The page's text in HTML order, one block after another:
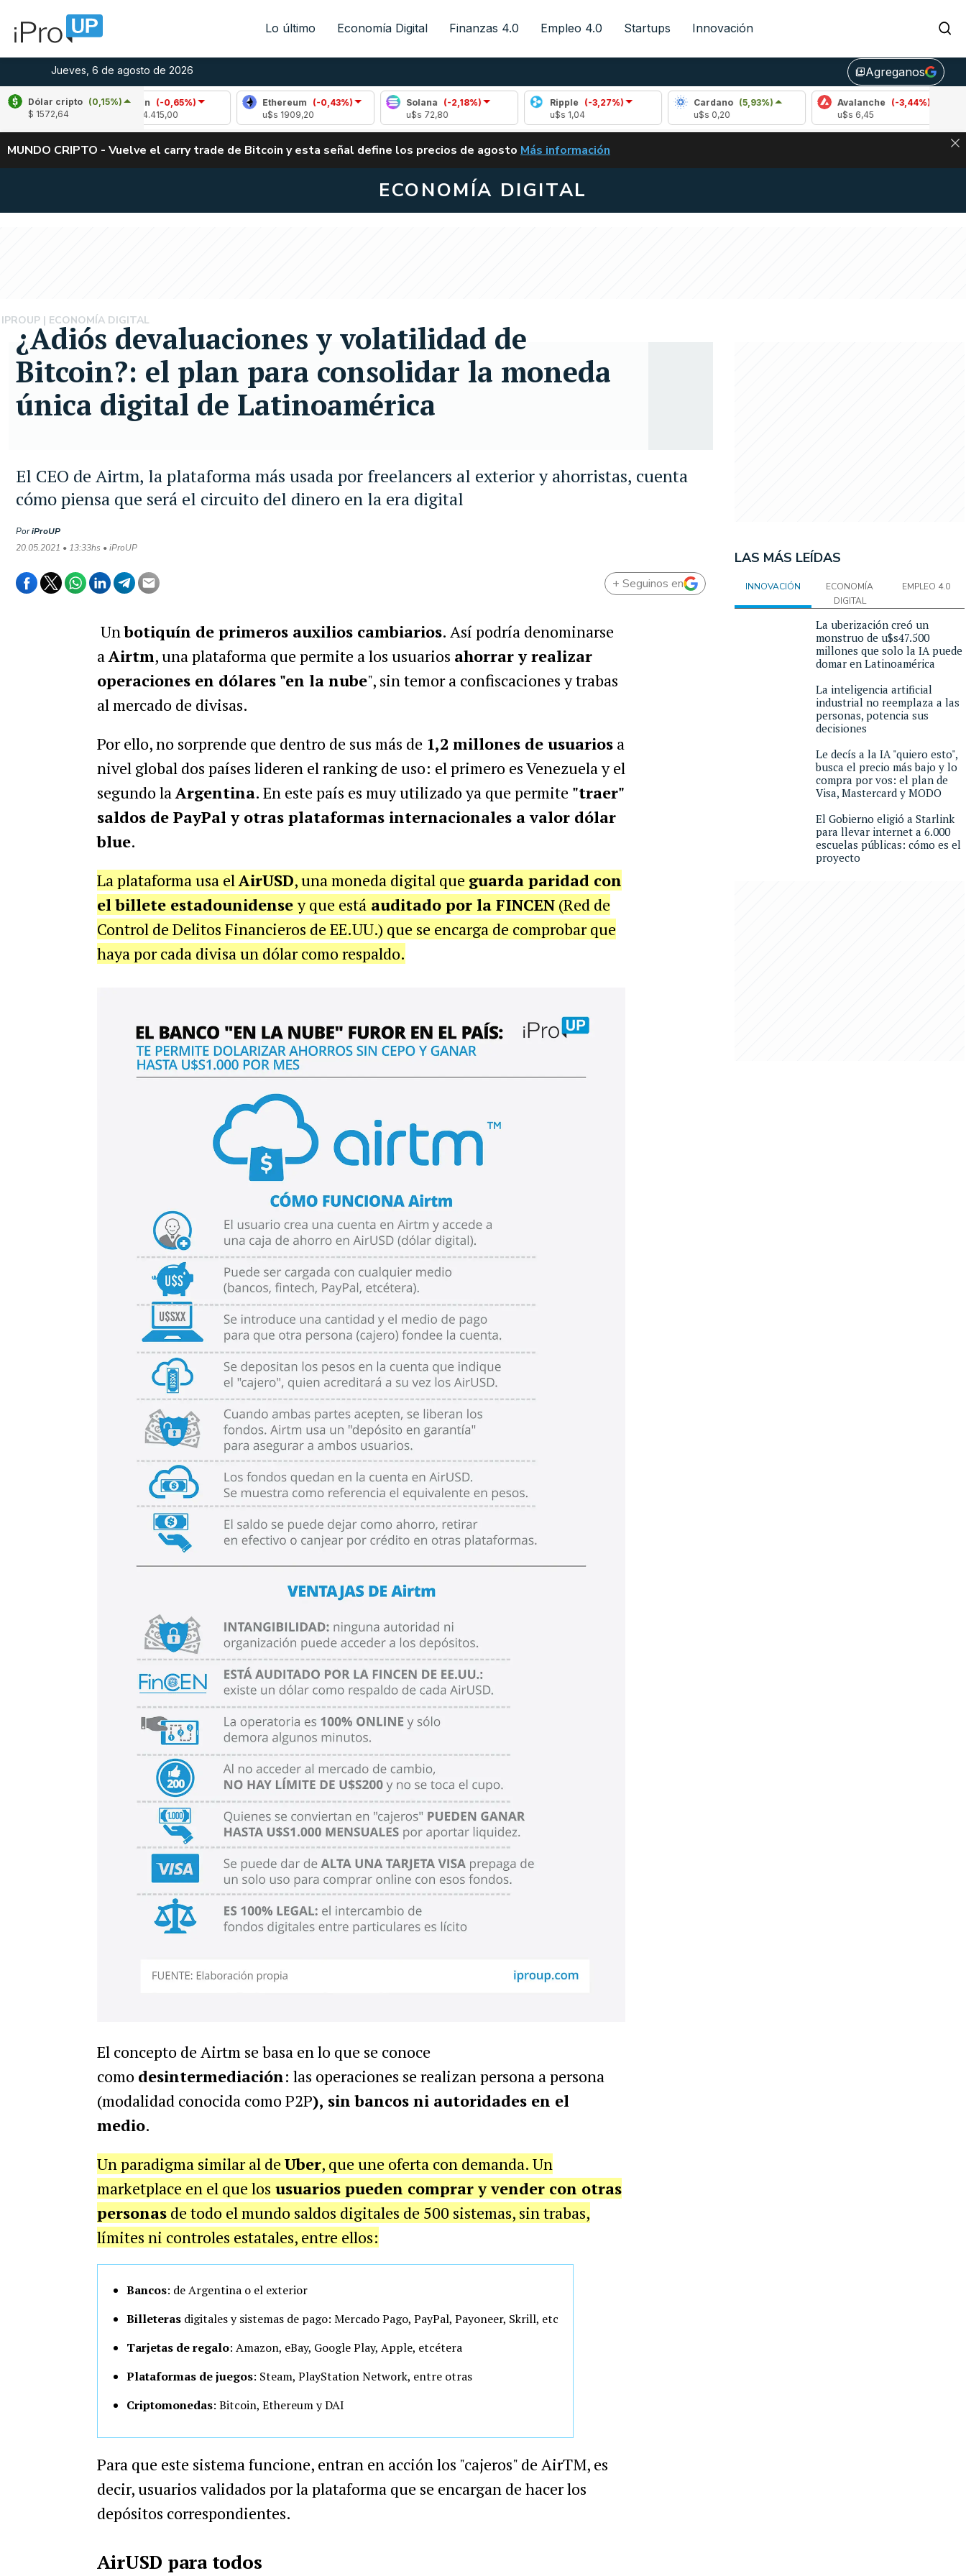
Lo último Economía Digital Finanzas 4.0 Empleo 4.0 Startups Innovación
Jueves, 6 de agosto de 2026 library_addAgreganos
Dólar cripto (0,15%)
$ 1572,64
Bitcoin (-0,65%)
Ethereum
(-0,43%)
u$s 1909,20
Solana (-2,18%)
Ripple (-3,27%)
Cardano (5,93%)
Avalanche (-3,44%)
ALERTA
MUNDO CRIPTO - Vuelve el carry trade de Bitcoin y esta señal define los precios de agosto VUELVE EL CARRY TRADE DE BITCOIN Y ESTA SEÑAL DEFINE LOS PRECIOS DE
Más información
ECONOMÍA DIGITAL
El CEO de Airtm, la plataforma más usada por freelancers al exterior y ahorristas, cuenta
cómo piensa que será el circuito del dinero en la era digital
IPROUP ECONOMÍA DIGITAL
PoriProUP
20.05.2021 • 13:33hs • iProUP
¿Adiós devaluaciones y volatilidad de
Bitcoin?: el plan para consolidar la moneda
única digital de Latinoamérica
+ Seguinos en
Unbotiquín de primeros auxilios cambiarios. Así podría denominarse
aAirtm, una plataforma que permite a los usuarios ahorrar y realizar
operaciones en dólares "en la nube", sin temor a confiscaciones y trabas
al mercado de divisas.
Por ello, no sorprende que dentro de sus más de 1,2 millones de usuariosa
nivel global dos países lideren el ranking de uso: el primero es Venezuela y el
segundo laArgentina. En este país es muy utilizado ya que permite "traer"
saldos de PayPal y otras plataformas internacionales a valor dólar
blue.
La plataforma usa elAirUSD, una moneda digital que guarda paridad con
el billete estadounidensey que estáauditado por la FINCEN(Red de
Control de Delitos Financieros de EE.UU.) que se encarga de comprobar que
haya por cada divisa un dólar como respaldo.
El concepto de Airtm se basa en lo que se conoce
como desintermediación: las operaciones se realizan persona a persona
(modalidad conocida como P2P), sin bancos ni autoridades en el
medio.
Un paradigma similar al de Uber, que une oferta con demanda. Un
marketplace en el que los usuarios pueden comprar y vender con otras
personasde todo el mundo saldos digitales de 500 sistemas, sin trabas,
límites ni controles estatales, entre ellos:
Bancos: de Argentina o el exterior
Billeterasdigitales y sistemas de pago: Mercado Pago, PayPal, Payoneer, Skrill, etc
Tarjetas de regalo: Amazon, eBay, Google Play, Apple, etcétera
Plataformas de juegos: Steam, PlayStation Network, entre otras
Criptomonedas: Bitcoin, Ethereum y DAI
Para que este sistema funcione, entran en acción los "cajeros" de AirTM, es
decir, usuarios validados por la plataforma que se encargan de hacer los
depósitos correspondientes.
AirUSD para todos
LAS MÁS LEÍDAS
INNOVACIÓN
ECONOMÍA
DIGITAL
EMPLEO 4.0
La uberización creó un
monstruo de u$s47.500
millones que solo la IA puede
domar en Latinoamérica
La inteligencia artificial
industrial no reemplaza a las
personas, potencia sus
decisiones
Le decís a la IA "quiero esto",
busca el precio más bajo y lo
compra por vos: el plan de
Visa, Mastercard y MODO
El Gobierno eligió a Starlink
para llevar internet a 6.000
escuelas públicas: cómo es el
proyecto